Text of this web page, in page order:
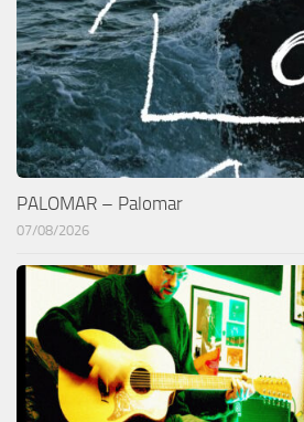
PALOMAR – Palomar
07/08/2026